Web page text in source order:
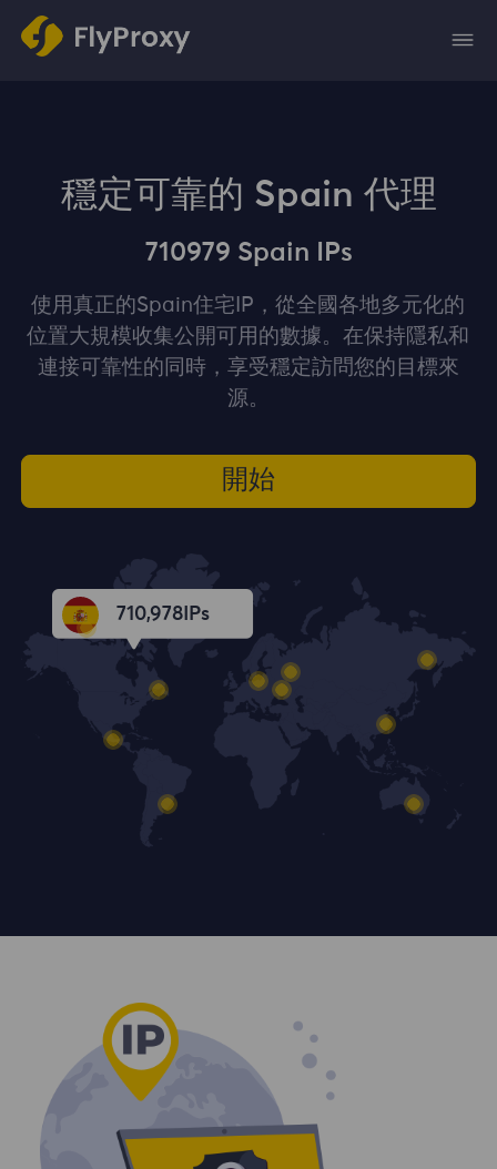
穩定可靠的 Spain 代理
710979 Spain IPs
使用真正的Spain住宅IP，從全國各地多元化的
位置大規模收集公開可用的數據。在保持隱私和
連接可靠性的同時，享受穩定訪問您的目標來
源。
開始
710,979 IPs